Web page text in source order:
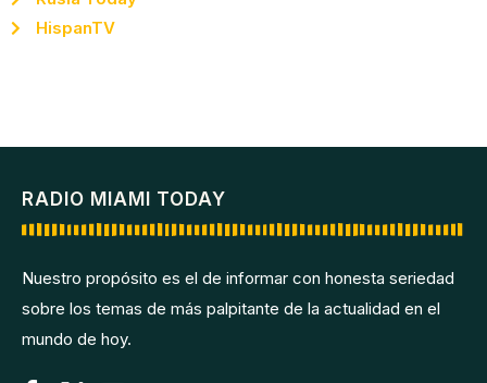
HispanTV
RADIO MIAMI TODAY
Nuestro propósito es el de informar con honesta seriedad
sobre los temas de más palpitante de la actualidad en el
mundo de hoy.